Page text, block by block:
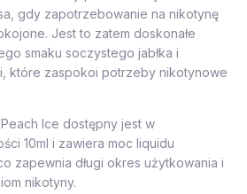
gdy zapotrzebowanie na nikotynę
Jest to zatem doskonałe
smaku soczystego jabłka i
które zaspokoi potrzeby nikotynowe
Ice dostępny jest w
10ml i zawiera moc liquidu
zapewnia długi okres użytkowania i
nikotyny.